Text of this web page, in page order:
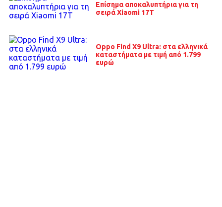
Επίσημα αποκαλυπτήρια για τη
σειρά Xiaomi 17T
Oppo Find X9 Ultra: στα ελληνικά
καταστήματα με τιμή από 1.799
ευρώ